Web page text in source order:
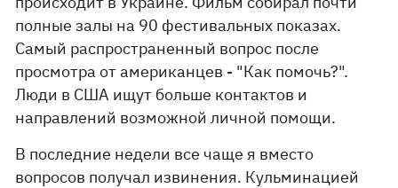
полные залы на 90 фестивальных показах.
Самый распространенный вопрос после
просмотра от американцев - "Как помочь?".
Люди в США ищут больше контактов и
направлений возможной личной помощи.
В последние недели все чаще я вместо
вопросов получал извинения. Кульминацией